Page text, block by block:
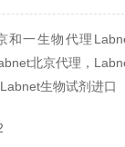
和一生物代理
北京代理，
生物试剂进口